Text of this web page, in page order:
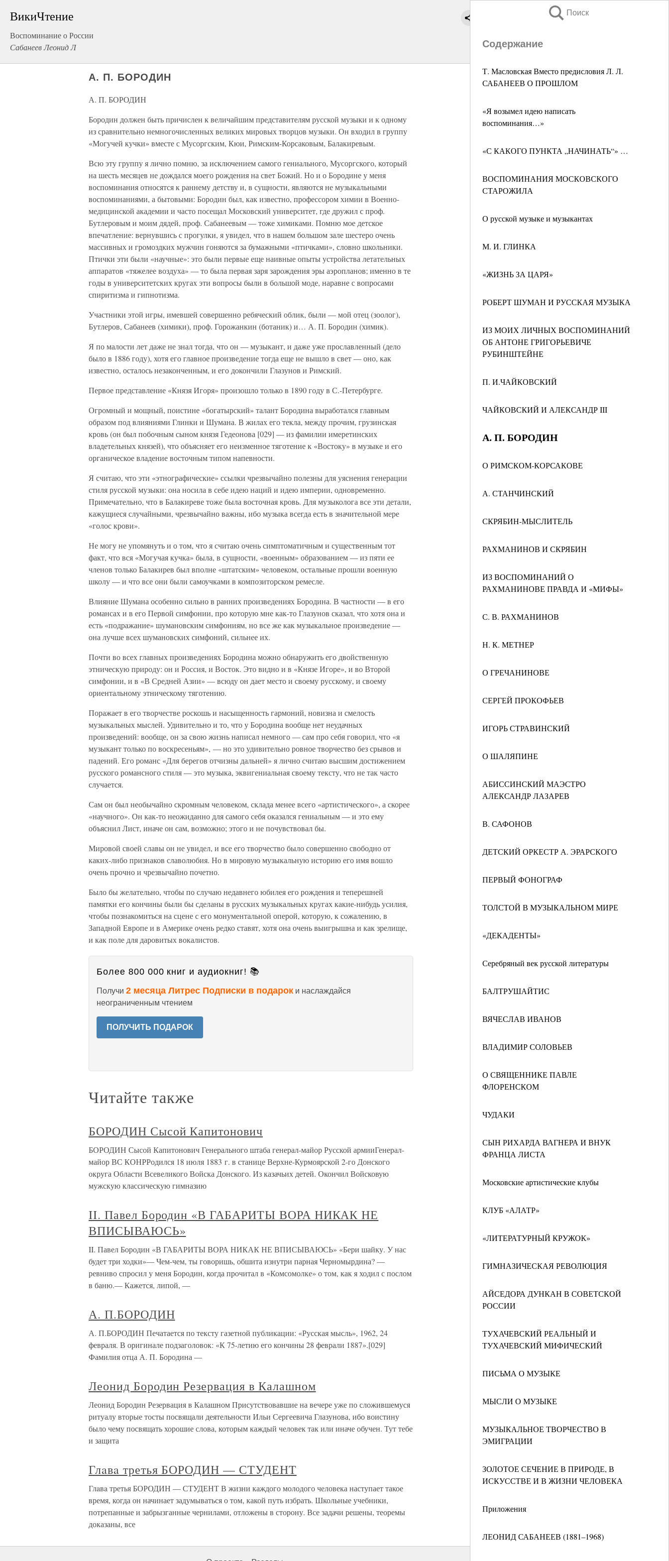
ВикиЧтение
Воспоминание о России
Сабанеев Леонид Л
Поиск
Содержание
Т. Масловская Вместо предисловия Л. Л.
САБАНЕЕВ О ПРОШЛОМ
«Я возымел идею написать
воспоминания…»
«С КАКОГО ПУНКТА „НАЧИНАТЬ“» …
ВОСПОМИНАНИЯ МОСКОВСКОГО
СТАРОЖИЛА
О русской музыке и музыкантах
М. И. ГЛИНКА
«ЖИЗНЬ ЗА ЦАРЯ»
РОБЕРТ ШУМАН И РУССКАЯ МУЗЫКА
ИЗ МОИХ ЛИЧНЫХ ВОСПОМИНАНИЙ
ОБ АНТОНЕ ГРИГОРЬЕВИЧЕ
РУБИНШТЕЙНЕ
П. И.ЧАЙКОВСКИЙ
ЧАЙКОВСКИЙ И АЛЕКСАНДР III
А. П. БОРОДИН
О РИМСКОМ-КОРСАКОВЕ
А. СТАНЧИНСКИЙ
СКРЯБИН-МЫСЛИТЕЛЬ
РАХМАНИНОВ И СКРЯБИН
ИЗ ВОСПОМИНАНИЙ О
РАХМАНИНОВЕ ПРАВДА И «МИФЫ»
С. В. РАХМАНИНОВ
Н. К. МЕТНЕР
О ГРЕЧАНИНОВЕ
СЕРГЕЙ ПРОКОФЬЕВ
ИГОРЬ СТРАВИНСКИЙ
О ШАЛЯПИНЕ
АБИССИНСКИЙ МАЭСТРО
АЛЕКСАНДР ЛАЗАРЕВ
В. САФОНОВ
ДЕТСКИЙ ОРКЕСТР А. ЭРАРСКОГО
ПЕРВЫЙ ФОНОГРАФ
ТОЛСТОЙ В МУЗЫКАЛЬНОМ МИРЕ
«ДЕКАДЕНТЫ»
Серебряный век русской литературы
БАЛТРУШАЙТИС
ВЯЧЕСЛАВ ИВАНОВ
ВЛАДИМИР СОЛОВЬЕВ
О СВЯЩЕННИКЕ ПАВЛЕ
ФЛОРЕНСКОМ
ЧУДАКИ
СЫН РИХАРДА ВАГНЕРА И ВНУК
ФРАНЦА ЛИСТА
Московские артистические клубы
КЛУБ «АЛАТР»
«ЛИТЕРАТУРНЫЙ КРУЖОК»
ГИМНАЗИЧЕСКАЯ РЕВОЛЮЦИЯ
АЙСЕДОРА ДУНКАН В СОВЕТСКОЙ
РОССИИ
ТУХАЧЕВСКИЙ РЕАЛЬНЫЙ И
ТУХАЧЕВСКИЙ МИФИЧЕСКИЙ
ПИСЬМА О МУЗЫКЕ
МЫСЛИ О МУЗЫКЕ
МУЗЫКАЛЬНОЕ ТВОРЧЕСТВО В
ЭМИГРАЦИИ
ЗОЛОТОЕ СЕЧЕНИЕ В ПРИРОДЕ, В
ИСКУССТВЕ И В ЖИЗНИ ЧЕЛОВЕКА
Приложения
ЛЕОНИД САБАНЕЕВ (1881–1968)
А. П. БОРОДИН
А. П. БОРОДИН
Бородин должен быть причислен к величайшим представителям русской музыки и к одному
из сравнительно немногочисленных великих мировых творцов музыки. Он входил в группу
«Могучей кучки» вместе с Мусоргским, Кюи, Римским-Корсаковым, Балакиревым.
Всю эту группу я лично помню, за исключением самого гениального, Мусоргского, который
на шесть месяцев не дождался моего рождения на свет Божий. Но и о Бородине у меня
воспоминания относятся к раннему детству и, в сущности, являются не музыкальными
воспоминаниями, а бытовыми: Бородин был, как известно, профессором химии в Военно-
медицинской академии и часто посещал Московский университет, где дружил с проф.
Бутлеровым и моим дядей, проф. Сабанеевым — тоже химиками. Помню мое детское
впечатление: вернувшись с прогулки, я увидел, что в нашем большом зале шестеро очень
массивных и громоздких мужчин гоняются за бумажными «птичками», словно школьники.
Птички эти были «научные»: это были первые еще наивные опыты устройства летательных
аппаратов «тяжелее воздуха» — то была первая заря зарождения эры аэропланов; именно в те
годы в университетских кругах эти вопросы были в большой моде, наравне с вопросами
спиритизма и гипнотизма.
Участники этой игры, имевшей совершенно ребяческий облик, были — мой отец (зоолог),
Бутлеров, Сабанеев (химики), проф. Горожанкин (ботаник) и… А. П. Бородин (химик).
Я по малости лет даже не знал тогда, что он — музыкант, и даже уже прославленный (дело
было в 1886 году), хотя его главное произведение тогда еще не вышло в свет — оно, как
известно, осталось незаконченным, и его докончили Глазунов и Римский.
Первое представление «Князя Игоря» произошло только в 1890 году в С.-Петербурге.
Огромный и мощный, поистине «богатырский» талант Бородина выработался главным
образом под влияниями Глинки и Шумана. В жилах его текла, между прочим, грузинская
кровь (он был побочным сыном князя Гедеонова [029] — из фамилии имеретинских
владетельных князей), что объясняет его неизменное тяготение к «Востоку» в музыке и его
органическое владение восточным типом напевности.
Я считаю, что эти «этнографические» ссылки чрезвычайно полезны для уяснения генерации
стиля русской музыки: она носила в себе идею наций и идею империи, одновременно.
Примечательно, что в Балакиреве тоже была восточная кровь. Для музыколога все эти детали,
кажущиеся случайными, чрезвычайно важны, ибо музыка всегда есть в значительной мере
«голос крови».
Не могу не упомянуть и о том, что я считаю очень симптоматичным и существенным тот
факт, что вся «Могучая кучка» была, в сущности, «военным» образованием — из пяти ее
членов только Балакирев был вполне «штатским» человеком, остальные прошли военную
школу — и что все они были самоучками в композиторском ремесле.
Влияние Шумана особенно сильно в ранних произведениях Бородина. В частности — в его
романсах и в его Первой симфонии, про которую мне как-то Глазунов сказал, что хотя она и
есть «подражание» шумановским симфониям, но все же как музыкальное произведение —
она лучше всех шумановских симфоний, сильнее их.
Почти во всех главных произведениях Бородина можно обнаружить его двойственную
этническую природу: он и Россия, и Восток. Это видно и в «Князе Игоре», и во Второй
симфонии, и в «В Средней Азии» — всюду он дает место и своему русскому, и своему
ориентальному этническому тяготению.
Поражает в его творчестве роскошь и насыщенность гармоний, новизна и смелость
музыкальных мыслей. Удивительно и то, что у Бородина вообще нет неудачных
произведений: вообще, он за свою жизнь написал немного — сам про себя говорил, что «я
музыкант только по воскресеньям», — но это удивительно ровное творчество без срывов и
падений. Его романс «Для берегов отчизны дальней» я лично считаю высшим достижением
русского романсного стиля — это музыка, эквигениальная своему тексту, что не так часто
случается.
Сам он был необычайно скромным человеком, склада менее всего «артистического», а скорее
«научного». Он как-то неожиданно для самого себя оказался гениальным — и это ему
объяснил Лист, иначе он сам, возможно; этого и не почувствовал бы.
Мировой своей славы он не увидел, и все его творчество было совершенно свободно от
каких-либо признаков славолюбия. Но в мировую музыкальную историю его имя вошло
очень прочно и чрезвычайно почетно.
Было бы желательно, чтобы по случаю недавнего юбилея его рождения и теперешней
памятки его кончины были бы сделаны в русских музыкальных кругах какие-нибудь усилия,
чтобы познакомиться на сцене с его монументальной оперой, которую, к сожалению, в
Западной Европе и в Америке очень редко ставят, хотя она очень выигрышна и как зрелище,
и как поле для даровитых вокалистов.
Более 800 000 книг и аудиокниг! 📚
Получи 2 месяца Литрес Подписки в подарок и наслаждайся
неограниченным чтением
ПОЛУЧИТЬ ПОДАРОК
Читайте также
БОРОДИН Сысой Капитонович
БОРОДИН Сысой Капитонович Генерального штаба генерал-майор Русской армииГенерал-
майор ВС КОНРРодился 18 июля 1883 г. в станице Верхне-Курмоярской 2-го Донского
округа Области Всевеликого Войска Донского. Из казачьих детей. Окончил Войсковую
мужскую классическую гимназию
II. Павел Бородин «В ГАБАРИТЫ ВОРА НИКАК НЕ
ВПИСЫВАЮСЬ»
II. Павел Бородин «В ГАБАРИТЫ ВОРА НИКАК НЕ ВПИСЫВАЮСЬ» «Бери шайку. У нас
будет три ходки»— Чем-чем, ты говоришь, обшита изнутри парная Черномырдина? —
ревниво спросил у меня Бородин, когда прочитал в «Комсомолке» о том, как я ходил с послом
в баню.— Кажется, липой, —
А. П.БОРОДИН
А. П.БОРОДИН Печатается по тексту газетной публикации: «Русская мысль», 1962, 24
февраля. В оригинале подзаголовок: «К 75-летию его кончины 28 феврали 1887».[029]
Фамилия отца А. П. Бородина —
Леонид Бородин Резервация в Калашном
Леонид Бородин Резервация в Калашном Присутствовавшие на вечере уже по сложившемуся
ритуалу вторые тосты посвящали деятельности Ильи Сергеевича Глазунова, ибо воистину
было чему посвящать хорошие слова, которым каждый человек так или иначе обучен. Тут тебе
и защита
Глaвa третья БОРОДИН — СТУДЕНТ
Глaвa третья БОРОДИН — СТУДЕНТ В жизни каждого молодого человека наступает такое
время, когда он начинает задумываться о том, какой путь избрать. Школьные учебники,
потрепанные и забрызганные чернилами, отложены в сторону. Все задачи решены, теоремы
доказаны, все